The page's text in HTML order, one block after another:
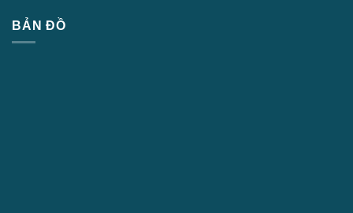
BẢN ĐỒ